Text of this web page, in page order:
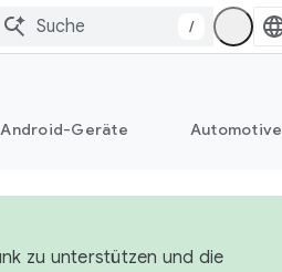
/
Android-Geräte Automotive
zu unterstützen und die